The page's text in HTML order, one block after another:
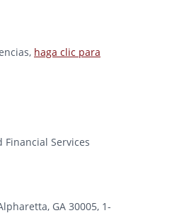
haga clic para
Services
GA 30005, 1-